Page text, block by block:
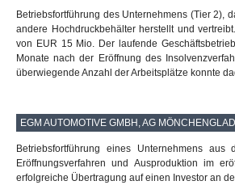
Betriebsfortführung des Unternehmens (Tier 2),
andere Hochdruckbehälter herstellt und
von EUR 15 Mio. Der laufende
Monate nach der Eröffnung des
überwiegende Anzahl der Arbeitsplätze konnte
EGM AUTOMOTIVE GMBH, AG
Betriebsfortführung eines Unternehmens
Eröffnungsverfahren und Ausproduktion im
erfolgreiche Übertragung auf einen Investor an